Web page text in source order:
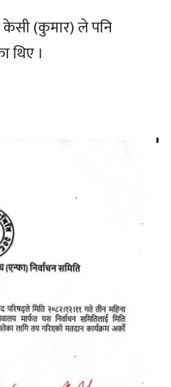
केसी (कुमार) ले पनि
थिए ।